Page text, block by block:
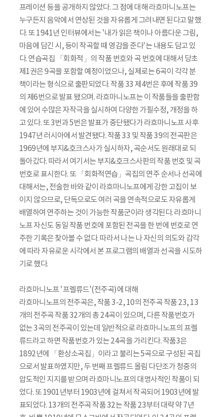
프레이션 등을 공개하지 않았다. 그 점에 대해 라흐마니노프는
누구든지 음악에서 연상된 것을 자유롭게 그려내면 된다고 말했
다. 또 1941년 인터뷰에서는 '내가 읽은 책이나 아름다운 그림,
마음에 담긴 시, 등이 작곡할 때 영감을 준다'는 내용도 담고 있
다. 연습곡집 「회화적」의 작품 번호와 곡 번호에 대해서 당초
제1권은 9곡을 포함할 예정이었으나, 실제로는 6곡이 각각 분
책이라는 형식으로 출판되었다. 작품 33 제4번은 후에 작품 39
의 제6번으로 발표 됐으며. 라흐마니노프는 이 작품들을 출판함
에 있어 수많은 자작극을 실시하여 다양한 가필수정, 개정을 하
고 있다. 또 3번과 5번은 발표가 중단됐다가 라흐마니노프 사후
1947년 러시아에서 발견됐다. 작품 33 및 작품 39의 전곡판은
1969년에 부지&호크스사가 실시하자, 곡순서도 원래대로 되
돌아갔다. 따라서 여기서는 부지&호크스사판의 작품 번호 및 곡
번호로 표시한다. 또 「회화적연습」곡집의 연주 순서나 선곡에
대해서는, 전술한 바와 같이 라흐마니노프에게 강한 고집이 보
이지 않으므로, 단독으로도 여러 곡을 연속적으로도 자유롭게
배열하여 연주하는 것이 가능한 작품군이라 생각된다. 라흐마니
노프 자신도 동일 작품 번호에 포함된 전곡을 한 번에 번호로 연
주한 기록은 찾아볼 수 없다. 따라서 나는 나 자신의 의도와 감각
에 따라 자유로운 시각에서 본 프로그램의 배열과 선곡을 시도하
기로 했다.
라흐마니노프 '프렐류드'(전주곡)에 대해
라흐마니노프의 전주곡은, 작품 3-2, 10의 전주곡 작품 23, 13
개의 전주곡 작품 32개의 총 24곡이 있으며, 다른 작품번호가
없는 3곡의 전주곡이 있는데 일반적으로 라흐마니노프의 프렐
류드라고 하면 작품번호가 있는 24곡을 가리킨다. 작품3은
1892년에 「환상소곡집」이라고 불리는 5곡으로 구성된 곡집
으로서 발표하였지만, 두 번째 프렐류드 올림 다단조가 청중의
압도적인 지지를 받으며 라흐마니노프의 대명사적인 작품이 되
었다. 또 1901년부터 1903년에 걸쳐서 작곡되어 1903년에 발
표되었다. 13개의 전주곡 작품 32는 작품 23부터 대략 약 7년